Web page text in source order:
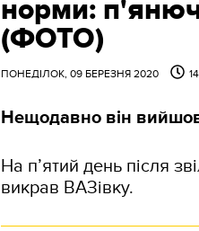
норми:
(ФОТО)
ПОНЕДІЛОК, 09 БЕРЕЗНЯ 2020
Нещодавно він вийшов
На п’ятий день після
викрав ВАЗівку.